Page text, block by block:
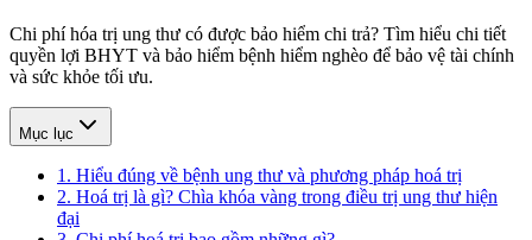
Chi phí hóa trị ung thư có được bảo hiểm chi trả? Tìm hiểu chi tiết
quyền lợi BHYT và bảo hiểm bệnh hiểm nghèo để bảo vệ tài chính
và sức khỏe tối ưu.
Mục lục
1. Hiểu đúng về bệnh ung thư và phương pháp hoá trị
2. Hoá trị là gì? Chìa khóa vàng trong điều trị ung thư hiện
đại